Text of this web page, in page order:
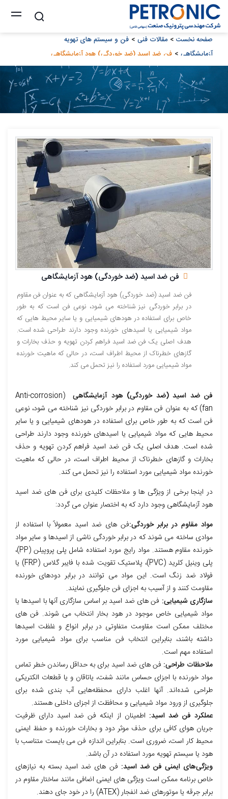
صفحه نخست مقالات فنی
فن و سیستم های تهویه
آزمایشگاهی
فن ضد اسید (ضد خوردگی) هود آزمایشگاهی
فن ضد اسید (ضد خوردگی) هود آزمایشگاهی
فن ضد اسید (ضد خوردگی) هود آزمایشگاهی که به عنوان فن مقاوم
در برابر خوردگی نیز شناخته می شود، نوعی فن است که به طور
خاص برای استفاده در هودهای شیمیایی و یا سایر محیط هایی که
مواد شیمیایی یا اسیدهای خورنده وجود دارند طراحی شده است.
هدف اصلی یک فن ضد اسید فراهم کردن تهویه و حذف بخارات و
گازهای خطرناک از محیط اطراف است، در حالی که ماهیت خورنده
مواد شیمیایی مورد استفاده را نیز تحمل می کند.
فن ضد اسید (ضد خوردگی) هود آزمایشگاهی
(Anti-corrosion
fan) که به عنوان فن مقاوم در برابر خوردگی نیز شناخته می شود، نوعی
فن است که به طور خاص برای استفاده در هودهای شیمیایی و یا سایر
محیط هایی که مواد شیمیایی یا اسیدهای خورنده وجود دارند طراحی
شده است. هدف اصلی یک فن ضد اسید فراهم کردن تهویه و حذف
بخارات و گازهای خطرناک از محیط اطراف است، در حالی که ماهیت
خورنده مواد شیمیایی مورد استفاده را نیز تحمل می کند.
در اینجا برخی از ویژگی ها و ملاحظات کلیدی برای فن های ضد اسید
هود آزمایشگاهی وجود دارد که به اختصار عنوان می گردد:
مواد مقاوم در برابر خوردگی:فن های ضد اسید معمولاً با استفاده از
موادی ساخته می شوند که در برابر خوردگی ناشی از اسیدها و سایر مواد
خورنده مقاوم هستند. مواد رایج مورد استفاده شامل پلی پروپیلن (PP)،
پلی وینیل کلرید (PVC)، پلاستیک تقویت شده با فایبر گلاس (FRP) یا
فولاد ضد زنگ است. این مواد می توانند در برابر دودهای خورنده
مقاومت کنند و از آسیب به اجزای فن جلوگیری نمایند.
سازگاری شیمیایی: فن های ضد اسید بر اساس سازگاری آنها با اسیدها یا
مواد شیمیایی خاص موجود در هود بخار انتخاب می شوند. فن های
مختلف ممکن است مقاومت متفاوتی در برابر انواع و غلظت اسیدها
داشته باشند، بنابراین انتخاب فن مناسب برای مواد شیمیایی مورد
استفاده مهم است.
ملاحظات طراحی: فن های ضد اسید برای به حداقل رساندن خطر تماس
مواد خورنده با اجزای حساس مانند شفت، یاتاقان و یا قطعات الکتریکی
طراحی شده‌اند. آنها اغلب دارای محفظه‌هایی آب بندی شده برای
جلوگیری از ورود مواد شیمیایی و محافظت از اجزای داخلی هستند.
عملکرد فن ضد اسید: اطمینان از اینکه فن ضد اسید دارای ظرفیت
جریان هوای کافی برای حذف موثر دود و بخارات خورنده و حفظ ایمنی
محیط کار است، ضروری است. بنابراین اندازه فن می بایست متناسب با
هود یا سیستم تهویه مورد استفاده در آن باشد.
ویژگی‌های ایمنی فن ضد اسید: فن های ضد اسید بسته به نیازهای
خاص برنامه ممکن است ویژگی های ایمنی اضافی مانند ساختار مقاوم در
برابر جرقه یا موتورهای ضد انفجار (ATEX) را در خود جای دهند.